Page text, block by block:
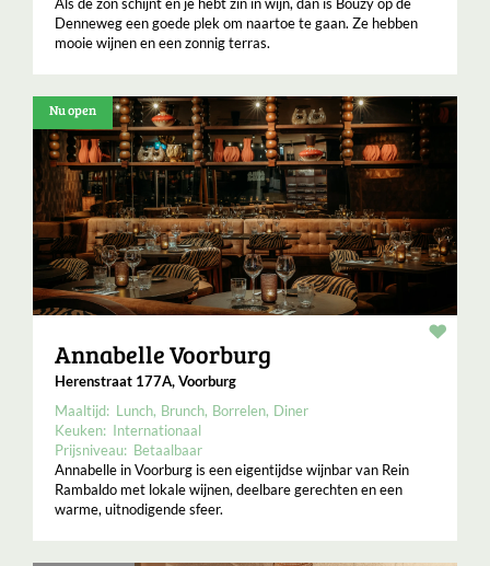
Denneweg een goede plek om naartoe te gaan. Ze hebben
mooie wijnen en een zonnig terras.
Nu open
Annabelle Voorburg
Herenstraat 177A, Voorburg
Maaltijd: Lunch Brunch Borrelen Diner
Keuken: Internationaal
Prijsniveau: Betaalbaar
Annabelle in Voorburg is een eigentijdse wijnbar van Rein
Rambaldo met lokale wijnen, deelbare gerechten en een
warme, uitnodigende sfeer.